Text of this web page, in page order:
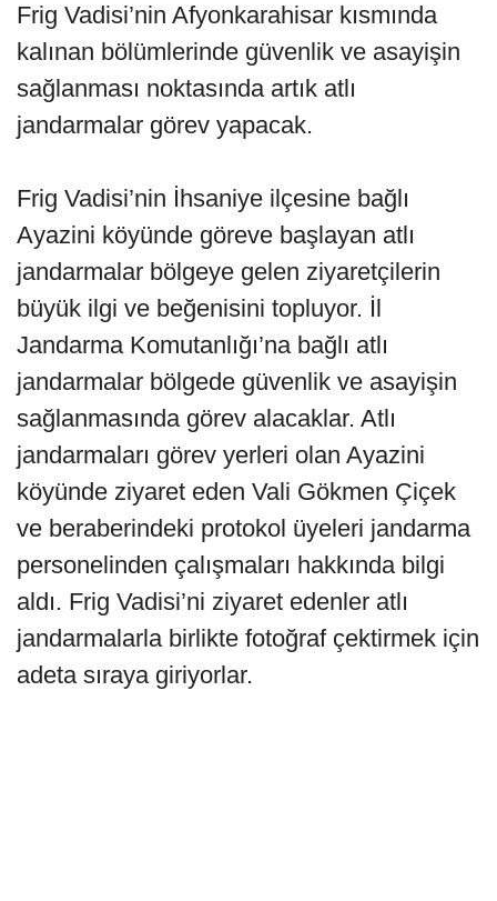
Frig Vadisi’nin Afyonkarahisar kısmında
kalınan bölümlerinde güvenlik ve asayişin
sağlanması noktasında artık atlı
jandarmalar görev yapacak.
Frig Vadisi’nin İhsaniye ilçesine bağlı
Ayazini köyünde göreve başlayan atlı
jandarmalar bölgeye gelen ziyaretçilerin
büyük ilgi ve beğenisini topluyor. İl
Jandarma Komutanlığı’na bağlı atlı
jandarmalar bölgede güvenlik ve asayişin
sağlanmasında görev alacaklar. Atlı
jandarmaları görev yerleri olan Ayazini
köyünde ziyaret eden Vali Gökmen Çiçek
ve beraberindeki protokol üyeleri jandarma
personelinden çalışmaları hakkında bilgi
aldı. Frig Vadisi’ni ziyaret edenler atlı
jandarmalarla birlikte fotoğraf çektirmek için
adeta sıraya giriyorlar.